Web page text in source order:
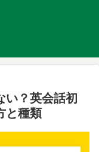
い？英会話初
と種類